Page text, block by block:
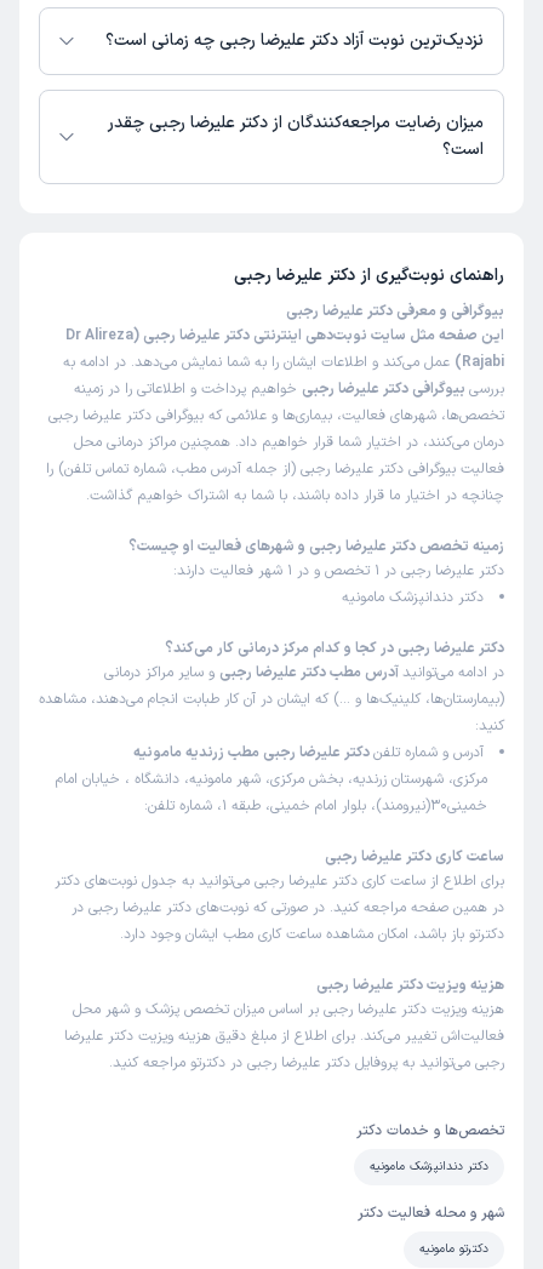
در حال حاضر اطلاعاتی درباره ارائه ویزیت آنلاین توسط دکتر علیرضا رجبی در
دسترس نیست. برای دریافت اطلاعات دقیق‌تر، لطفاً با مطب تماس بگیرید.
نزدیک‌ترین نوبت آزاد دکتر علیرضا رجبی چه زمانی است؟
زمان نوبت‌دهی و پذیرش بیماران با هماهنگی مطب مشخص می‌شود.
میزان رضایت مراجعه‌کنندگان از دکتر علیرضا رجبی چقدر
است؟
راهنمای نوبت‌گیری از دکتر علیرضا رجبی
بیوگرافی و معرفی دکتر علیرضا رجبی
این صفحه مثل سایت نوبت‌دهی اینترنتی دکتر علیرضا رجبی (Dr Alireza
Rajabi)
عمل می‌کند و اطلاعات ایشان را به شما نمایش می‌دهد. در ادامه به
بررسی بیوگرافی دکتر علیرضا رجبی خواهیم پرداخت و اطلاعاتی را در زمینه
تخصص‌ها، شهرهای فعالیت، بیماری‌ها و علائمی که بیوگرافی دکتر علیرضا رجبی
درمان می‌کنند، در اختیار شما قرار خواهیم داد. همچنین مراکز درمانی محل
فعالیت بیوگرافی دکتر علیرضا رجبی (از جمله آدرس مطب، شماره تماس تلفن) را
چنانچه در اختیار ما قرار داده باشند، با شما به اشتراک خواهیم گذاشت.
زمینه تخصص دکتر علیرضا رجبی و شهرهای فعالیت او چیست؟
دکتر علیرضا رجبی در 1 تخصص و در 1 شهر فعالیت دارند:
دکتر دندانپزشک مامونیه
دکتر علیرضا رجبی در کجا و کدام مرکز درمانی کار می‌کند؟
در ادامه می‌توانید آدرس مطب دکتر علیرضا رجبی و سایر مراکز درمانی
(بیمارستان‌ها، کلینیک‌ها و …) که ایشان در آن کار طبابت انجام می‌دهند، مشاهده
کنید:
آدرس و شماره تلفندکتر علیرضا رجبی مطب زرندیه مامونیه
مرکزی، شهرستان زرندیه، بخش مرکزی، شهر مامونیه، دانشگاه ، خیابان امام
خمینی30(نیرومند)، بلوار امام خمینی، طبقه 1، شماره تلفن:
ساعت کاری دکتر علیرضا رجبی
برای اطلاع از ساعت کاری دکتر علیرضا رجبی می‌توانید به جدول نوبت‌های دکتر
در همین صفحه مراجعه کنید. در صورتی که نوبت‌های دکتر علیرضا رجبی در
دکترتو باز باشد، امکان مشاهده ساعت کاری مطب ایشان وجود دارد.
هزینه ویزیت دکتر علیرضا رجبی
هزینه ویزیت دکتر علیرضا رجبی بر اساس میزان تخصص پزشک و شهر محل
فعالیت‌اش تغییر می‌کند. برای اطلاع از مبلغ دقیق هزینه ویزیت دکتر علیرضا
رجبی می‌توانید به پروفایل دکتر علیرضا رجبی در دکترتو مراجعه کنید.
تخصص‌ها و خدمات دکتر
دکتر دندانپزشک مامونیه
شهر و محله فعالیت دکتر
دکترتو مامونیه